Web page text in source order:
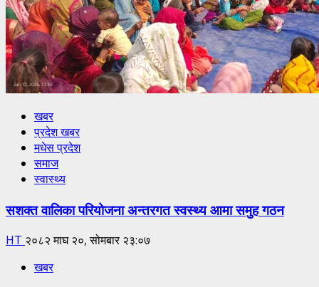
खबर
प्रदेश खबर
मधेस प्रदेश
समाज
स्वास्थ्य
सशक्त वालिका परियोजना अन्तरगत स्वस्थ्य आमा समुह गठन
HT २०८२ माघ २०, सोमबार २३:०७
खबर